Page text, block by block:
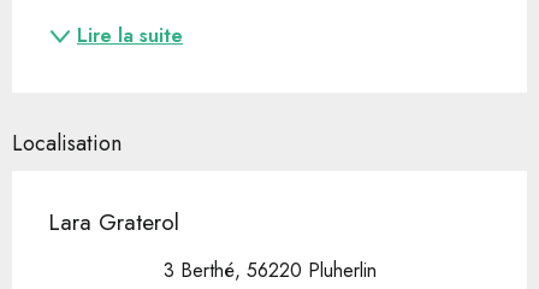
Lire la suite
Localisation
Lara Graterol
3 Berthé, 56220 Pluherlin